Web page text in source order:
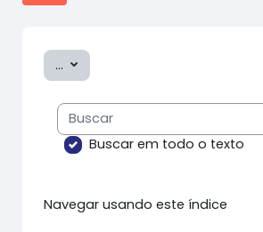
... Exportar itens
Buscar
Buscar em todo o texto
Navegar usando este índice